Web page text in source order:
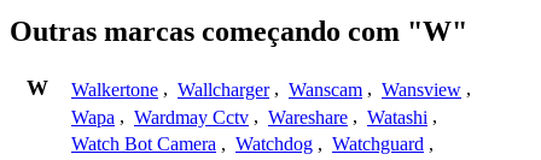
Outras marcas começando com "W"
W Walkertone , Wallcharger , Wanscam , Wansview ,
Wapa , Wardmay Cctv , Wareshare , Watashi ,
Watch Bot Camera , Watchdog , Watchguard ,